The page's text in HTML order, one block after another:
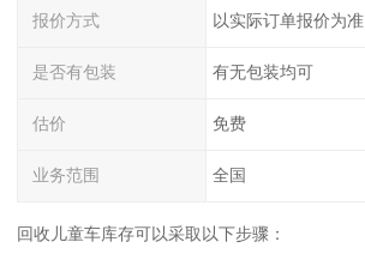
报价方式 以实际订单报价为准
是否有包装 有无包装均可
估价 免费
业务范围 全国
回收儿童车库存可以采取以下步骤：